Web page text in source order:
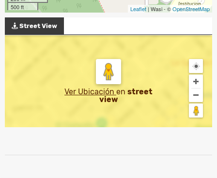
500 ft
Leaflet | Wasi - ©OpenStreetMap
Street View
Ver Ubicación en street
view